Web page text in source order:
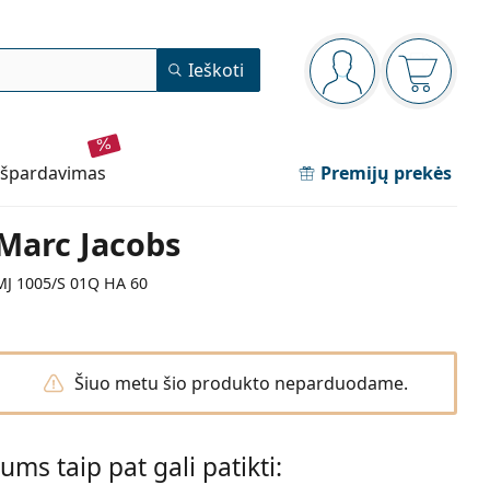
Navigacijos meniu
Jūs esatePirkinių
Ieškoti
išpardavimas Premijų prekės
Jacobs
1005/S 01Q HA 60
Šiuo metu šio produkto neparduodame.
taip pat gali patikti: